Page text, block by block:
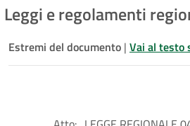
Leggi e regolamenti
Estremi del documento | Vai al testo